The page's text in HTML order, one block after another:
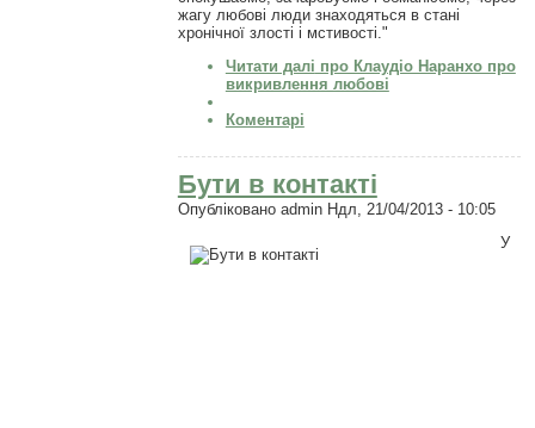
жагу любові люди знаходяться в стані
хронічної злості і мстивості."
Читати далі про Клаудіо Наранхо про
викривлення любові
Коментарі
Бути в контакті
Опубліковано adminНдл, 21/04/2013 - 10:05
У